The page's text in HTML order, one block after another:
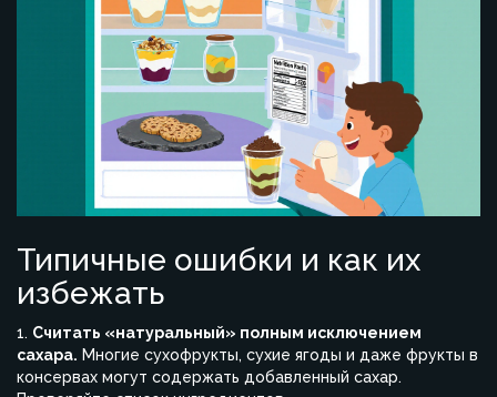
Типичные ошибки и как их
избежать
1. Считать «натуральный» полным исключением
сахара. Многие сухофрукты, сухие ягоды и даже фрукты в
консервах могут содержать добавленный сахар.